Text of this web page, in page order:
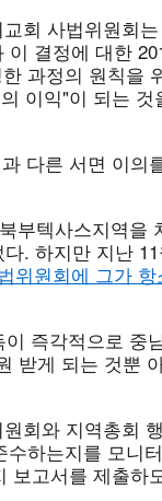
회 사법위원회
결정에 대한
과정의 원칙을
이익"이 되는
다른 서면 이의
부텍사스지역을
. 하지만 지난
위원회에 그가 항
즉각적으로 중
받게 되는 것뿐
회와 지역총회
하는지를 모니
보고서를 제출하